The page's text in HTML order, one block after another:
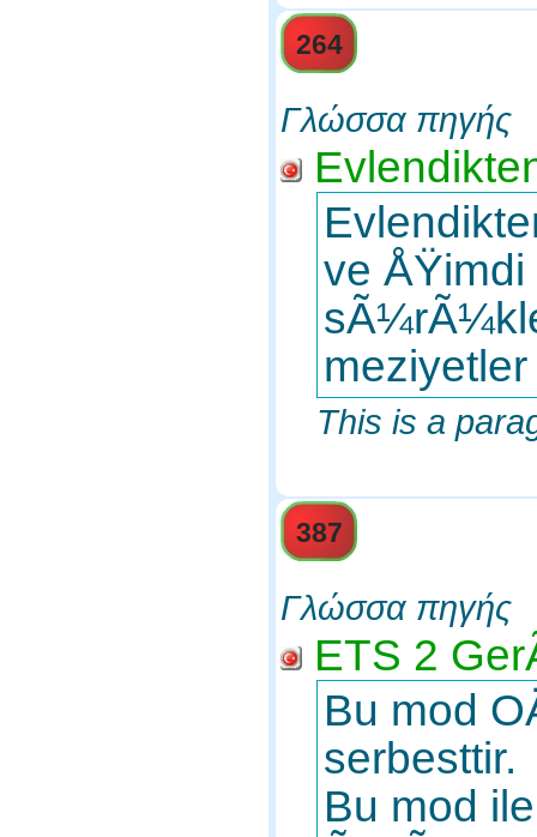
264
Γλώσσα πηγής
ve
This is a
387
Γλώσσα πηγής
ETS 2
Bu mod
serbesttir.
Bu mod